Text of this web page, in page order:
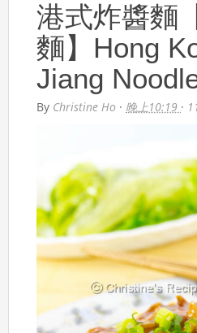
港式炸醬麵
麵】Hong
Jiang
By Christine Ho · 晚上10:19 ·